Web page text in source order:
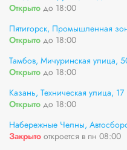
Открыто до 18:00
Пятигорск, Промышленная
Открыто до 18:00
Тамбов, Мичуринская улица,
Открыто до 18:00
Казань, Техническая улица, 17
Открыто до 18:00
Набережные Челны,
Закрыто откроется в пн 08:00